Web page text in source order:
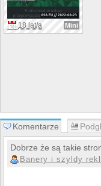
18 lat/a Mini
Komentarze
Dobrze że są takie
Banery i szyldy